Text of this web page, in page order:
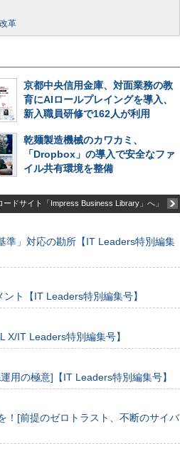
革
京都中央信用金庫、対面業務の教
育にAIロールプレイングを導入、
新入職員研修で162人が利用
乾麺製造機械のカワカミ、
「Dropbox」の導入で安全なファ
イル共有環境を整備
ードサイト「Impress Business Library」へ」
準」対応の勘所【IT Leaders特別編集
ト【IT Leaders特別編集号】
IT Leaders特別編集号】
用の極意]【IT Leaders特別編集号】
[前提のゼロトラスト、不断のサイバ